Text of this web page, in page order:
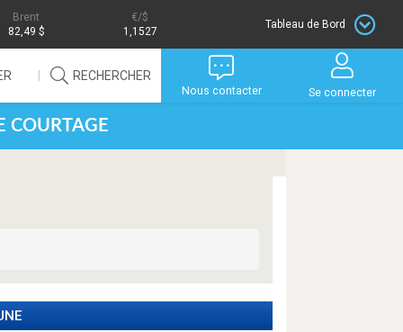
Brent
82,49 $
/$
1,1527
Tableau de Bord
RECHERCHER
Nous contacter Se connecter
COURTAGE